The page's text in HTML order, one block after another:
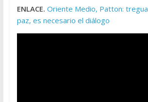
ENLACE. Oriente Medio, Patton:
paz, es necesario el diálogo